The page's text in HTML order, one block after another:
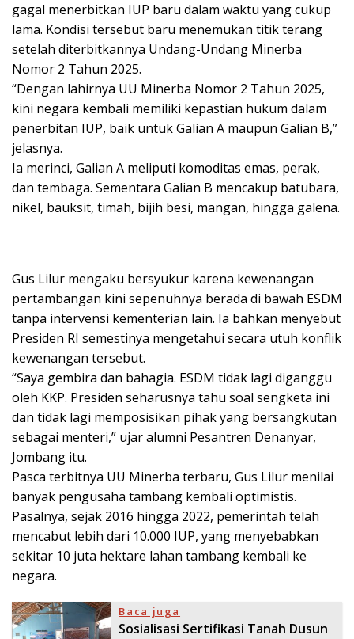
gagal menerbitkan IUP baru dalam waktu yang cukup
lama. Kondisi tersebut baru menemukan titik terang
setelah diterbitkannya Undang-Undang Minerba
Nomor 2 Tahun 2025.
“Dengan lahirnya UU Minerba Nomor 2 Tahun 2025,
kini negara kembali memiliki kepastian hukum dalam
penerbitan IUP, baik untuk Galian A maupun Galian B,”
jelasnya.
Ia merinci, Galian A meliputi komoditas emas, perak,
dan tembaga. Sementara Galian B mencakup batubara,
nikel, bauksit, timah, bijih besi, mangan, hingga galena.
Gus Lilur mengaku bersyukur karena kewenangan
pertambangan kini sepenuhnya berada di bawah ESDM
tanpa intervensi kementerian lain. Ia bahkan menyebut
Presiden RI semestinya mengetahui secara utuh konflik
kewenangan tersebut.
“Saya gembira dan bahagia. ESDM tidak lagi diganggu
oleh KKP. Presiden seharusnya tahu soal sengketa ini
dan tidak lagi memposisikan pihak yang bersangkutan
sebagai menteri,” ujar alumni Pesantren Denanyar,
Jombang itu.
Pasca terbitnya UU Minerba terbaru, Gus Lilur menilai
banyak pengusaha tambang kembali optimistis.
Pasalnya, sejak 2016 hingga 2022, pemerintah telah
mencabut lebih dari 10.000 IUP, yang menyebabkan
sekitar 10 juta hektare lahan tambang kembali ke
negara.
Baca juga
Sosialisasi Sertifikasi Tanah Dusun